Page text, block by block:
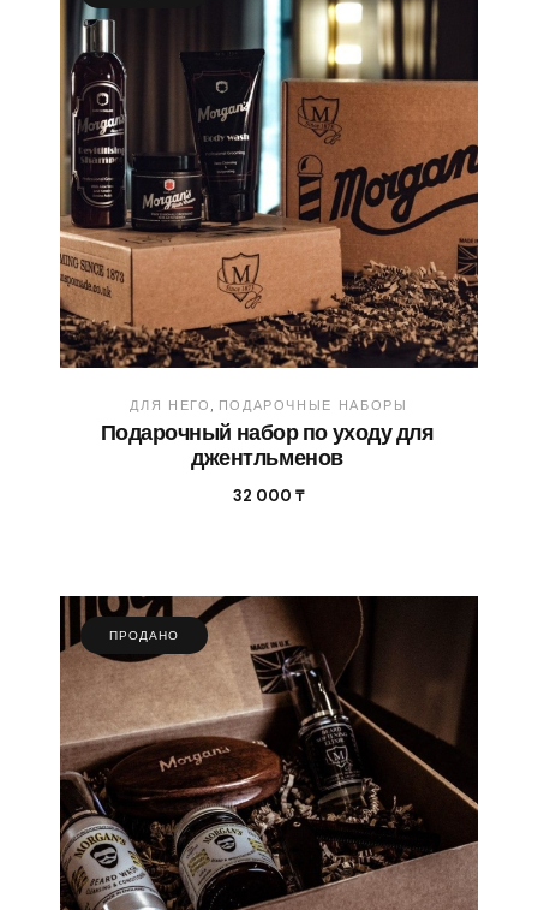
ДЛЯ НЕГО ПОДАРОЧНЫЕ НАБОРЫ
Подарочный набор по уходу для
джентльменов
32 000₸
ПРОДАНО